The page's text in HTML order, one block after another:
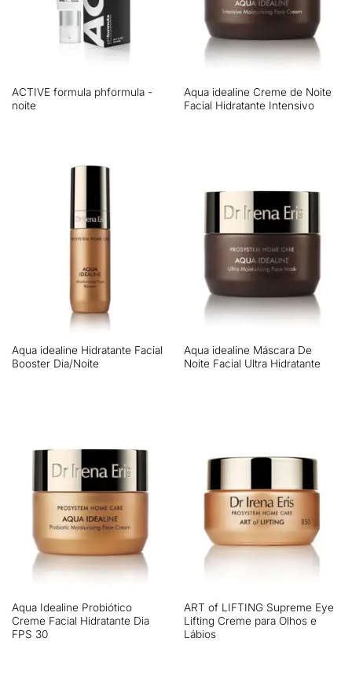
ACTIVE formula phformula -
noite
Aqua idealine Creme de Noite
Facial Hidratante Intensivo
Aqua idealine Hidratante Facial
Booster Dia/Noite
Aqua idealine Máscara De
Noite Facial Ultra Hidratante
Aqua Idealine Probiótico
Creme Facial Hidratante Dia
FPS 30
ART of LIFTING Supreme Eye
Lifting Creme para Olhos e
Lábios